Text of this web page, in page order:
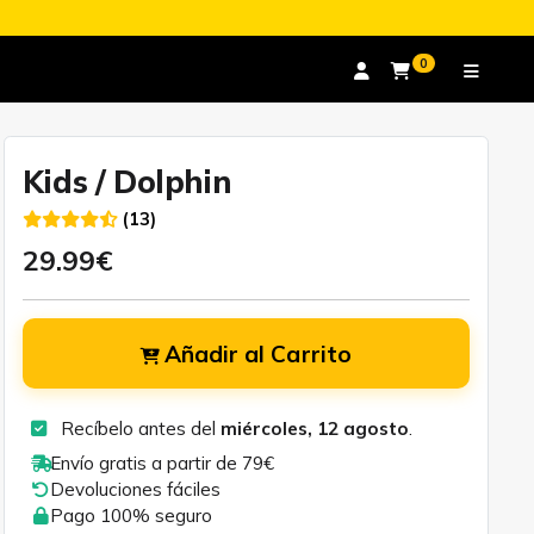
0
Kids / Dolphin
(13)
29.99€
Añadir al Carrito
Recíbelo antes del miércoles, 12 agosto
Envío gratis a partir de 79€
Devoluciones fáciles
Pago 100% seguro